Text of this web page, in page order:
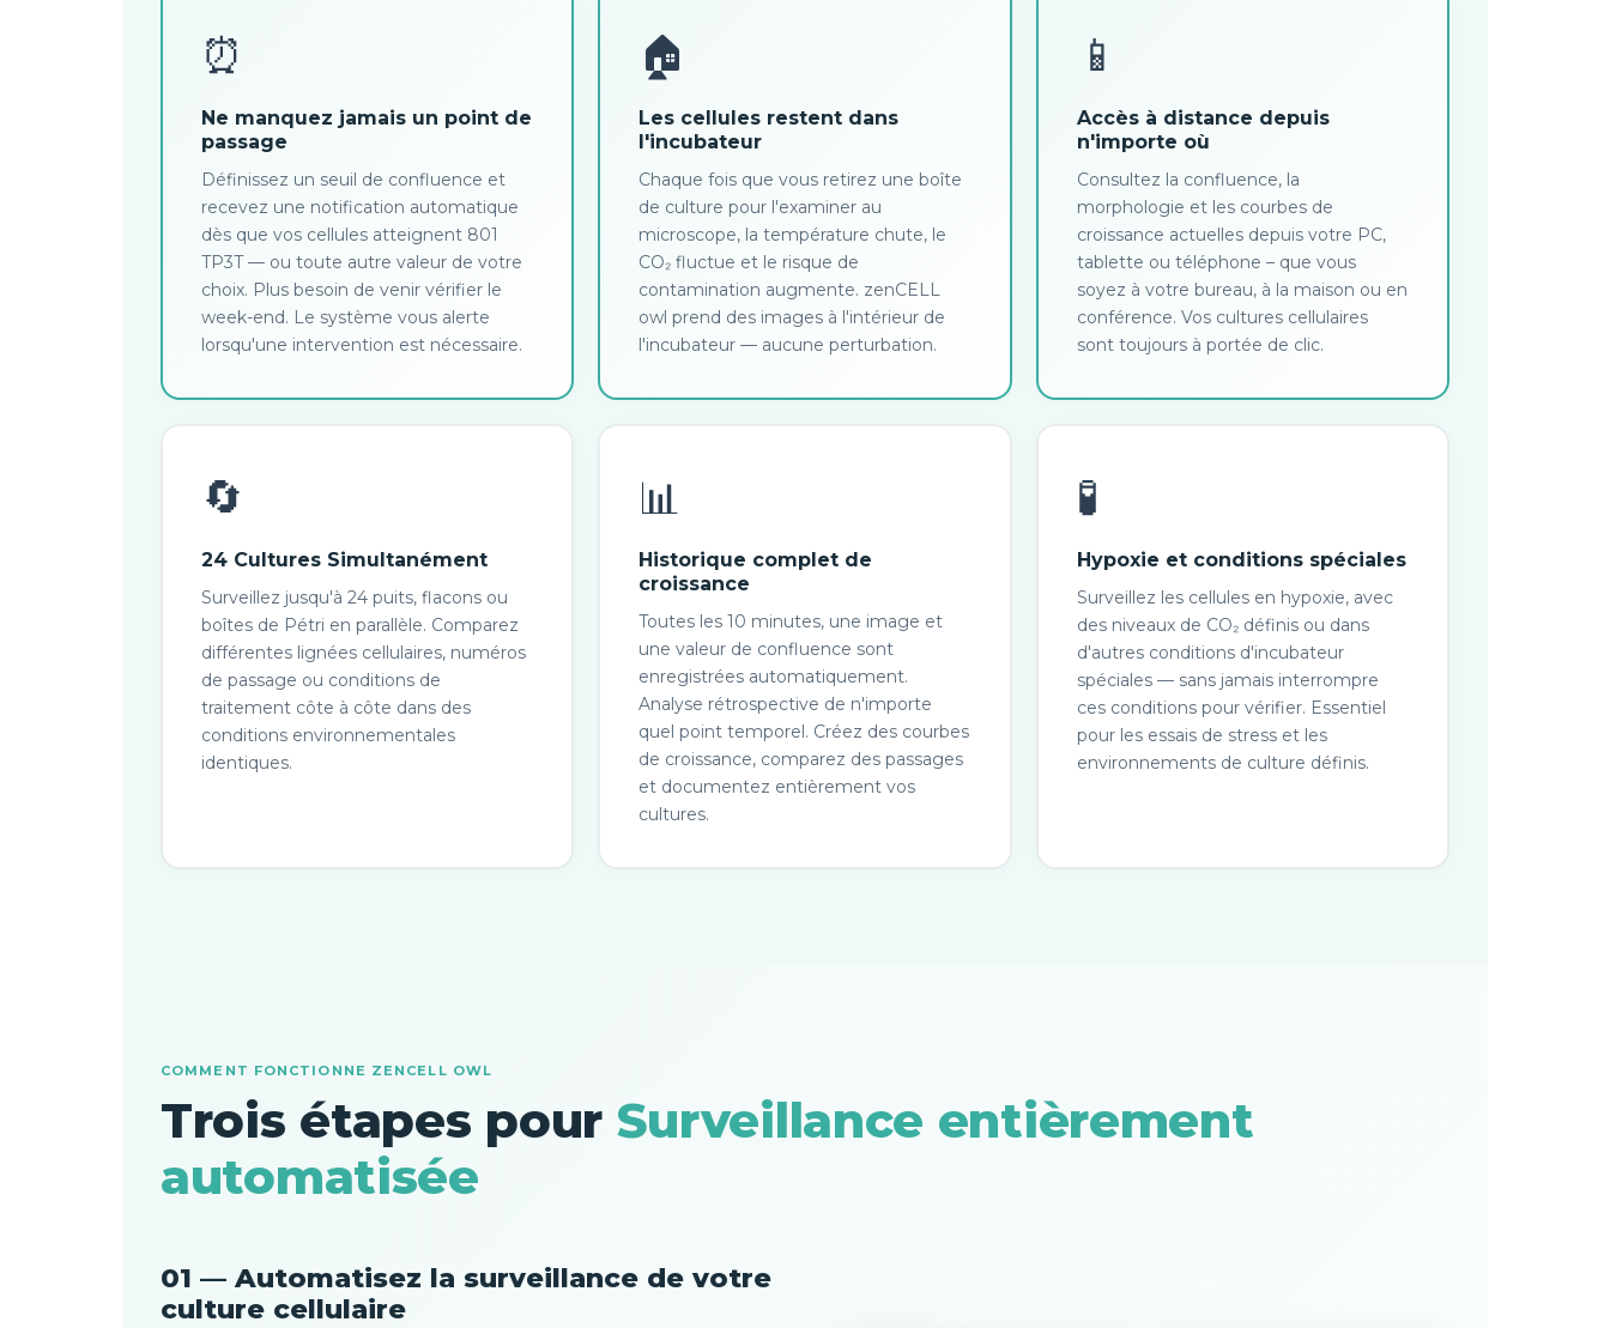
⏰
Ne manquez jamais un point de
passage
Définissez un seuil de confluence et
recevez une notification automatique
dès que vos cellules atteignent 801
TP3T — ou toute autre valeur de votre
choix. Plus besoin de venir vérifier le
week-end. Le système vous alerte
lorsqu'une intervention est nécessaire.
🏠
Les cellules restent dans
l'incubateur
Chaque fois que vous retirez une boîte
de culture pour l'examiner au
microscope, la température chute, le
CO₂ fluctue et le risque de
contamination augmente. zenCELL
owl prend des images à l'intérieur de
l'incubateur — aucune perturbation.
📱
Accès à distance depuis
n'importe où
Consultez la confluence, la
morphologie et les courbes de
croissance actuelles depuis votre PC,
tablette ou téléphone – que vous
soyez à votre bureau, à la maison ou en
conférence. Vos cultures cellulaires
sont toujours à portée de clic.
🔄
24 Cultures Simultanément
Surveillez jusqu'à 24 puits, flacons ou
boîtes de Pétri en parallèle. Comparez
différentes lignées cellulaires, numéros
de passage ou conditions de
traitement côte à côte dans des
conditions environnementales
identiques.
📊
Historique complet de
croissance
Toutes les 10 minutes, une image et
une valeur de confluence sont
enregistrées automatiquement.
Analyse rétrospective de n'importe
quel point temporel. Créez des courbes
de croissance, comparez des passages
et documentez entièrement vos
cultures.
🧪
Hypoxie et conditions spéciales
Surveillez les cellules en hypoxie, avec
des niveaux de CO₂ définis ou dans
d'autres conditions d'incubateur
spéciales — sans jamais interrompre
ces conditions pour vérifier. Essentiel
pour les essais de stress et les
environnements de culture définis.
COMMENT FONCTIONNE ZENCELL OWL
Trois étapes pour Surveillance entièrement
automatisée
01 — Automatisez la surveillance de votre
culture cellulaire